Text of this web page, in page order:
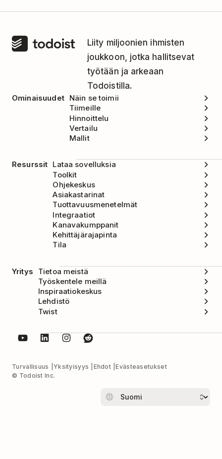
Liity miljoonien ihmisten
joukkoon, jotka hallitsevat
työtään ja arkeaan
Todoistilla.
Ominaisuudet Näin se toimii
Tiimeille
Hinnoittelu
Vertailu
Mallit
Resurssit Lataa sovelluksia
Toolkit
Ohjekeskus
Asiakastarinat
Tuottavuusmenetelmät
Integraatiot
Kanavakumppanit
Kehittäjärajapinta
Tila
Yritys
Tietoa meistä
Työskentele meillä
Inspiraatiokeskus
Lehdistö
Twist
Turvallisuus Yksityisyys Ehdot
Evästeasetukset
© Todoist Inc.